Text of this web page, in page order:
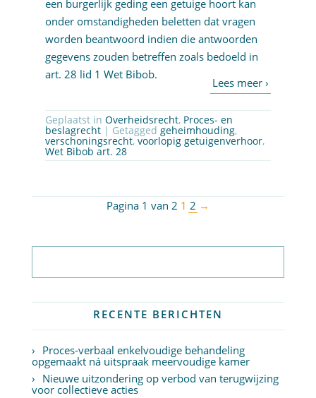
een burgerlijk geding een getuige hoort kan
onder omstandigheden beletten dat vragen
worden beantwoord indien die antwoorden
gegevens zouden betreffen zoals bedoeld in
art. 28 lid 1 Wet Bibob.
Geplaatst in Overheidsrecht, Proces- en
beslagrecht | Getagged geheimhouding,
verschoningsrecht, voorlopig getuigenverhoor,
Wet Bibob art. 28
Pagina 1 van 2 1 2 →
RECENTE BERICHTEN
Proces-verbaal enkelvoudige behandeling
opgemaakt ná uitspraak meervoudige kamer
Nieuwe uitzondering op verbod van terugwijzing
voor collectieve acties